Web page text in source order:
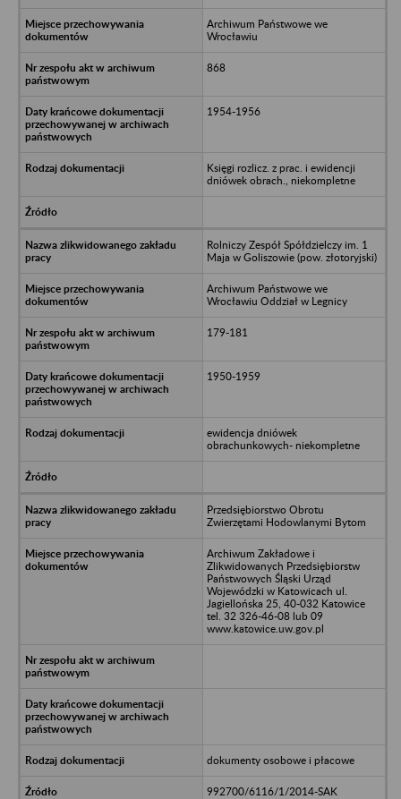
Archiwum Państwowe we
Wrocławiu
868
1954-1956
Księgi rozlicz. z prac. i ewidencji
dniówek obrach., niekompletne
Rolniczy Zespół Spółdzielczy im. 1
Maja w Goliszowie (pow. złotoryjski)
Archiwum Państwowe we
Wrocławiu Oddział w Legnicy
179-181
1950-1959
ewidencja dniówek
obrachunkowych- niekompletne
Przedsiębiorstwo Obrotu
Zwierzętami Hodowlanymi Bytom
Archiwum Zakładowe i
Zlikwidowanych Przedsiębiorstw
Państwowych Śląski Urząd
Wojewódzki w Katowicach ul.
Jagiellońska 25, 40-032 Katowice
tel. 32 326-46-08 lub 09
www.katowice.uw.gov.pl
dokumenty osobowe i płacowe
992700/6116/1/2014-SAK